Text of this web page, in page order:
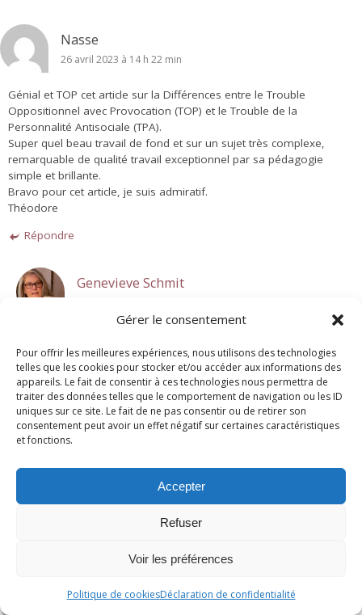
Gérer le consentement
Pour offrir les meilleures expériences, nous utilisons des technologies
telles que les cookies pour stocker et/ou accéder aux informations des
appareils. Le fait de consentir à ces technologies nous permettra de
traiter des données telles que le comportement de navigation ou les ID
uniques sur ce site. Le fait de ne pas consentir ou de retirer son
consentement peut avoir un effet négatif sur certaines caractéristiques
et fonctions.
Accepter
Refuser
Voir les préférences
Politique de cookiesDéclaration de confidentialité
Nasse
26 avril 2023 à 14 h 22 min
Génial et TOP cet article sur la Différences entre le Trouble
Oppositionnel avec Provocation (TOP) et le Trouble de la
Personnalité Antisociale (TPA).
Super quel beau travail de fond et sur un sujet très complexe,
remarquable de qualité travail exceptionnel par sa pédagogie
simple et brillante.
Bravo pour cet article, je suis admiratif.
Théodore
Répondre
Genevieve Schmit
Merci beaucoup Théodore pour tes mots encourageants et ton
soutien constant dans mon parcours en psychologie.
Je suis ravie que l’article sur les différences entre le TOP et le
TPA qui fait suite à mes recherches personnelles ait suscité ton
admiration.
Ton expertise aussi bien en tant que professionnel et expert
auprès des tribunaux rend tes commentaires encore plus
Braniste